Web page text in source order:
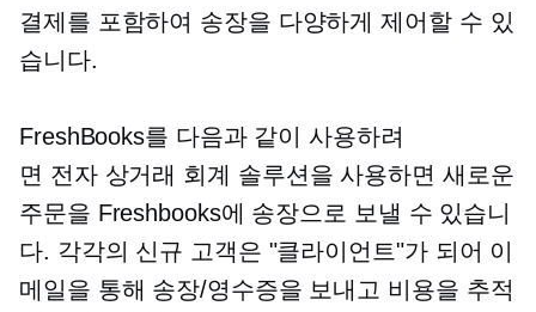
결제를 포함하여 송장을 다양하게 제어할 수 있
습니다.
FreshBooks를 다음과 같이 사용하려
면 전자 상거래 회계 솔루션을 사용하면 새로운
주문을 Freshbooks에 송장으로 보낼 수 있습니
다. 각각의 신규 고객은 "클라이언트"가 되어 이
메일을 통해 송장/영수증을 보내고 비용을 추적